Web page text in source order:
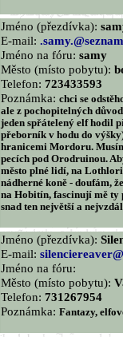
Jméno (přezdívka):
E-mail:
Jméno na fóru: samy
Město (místo pobytu):
Telefon: 723433593
Poznámka: chci se
ale z pochopitelných
jeden spřátelený elf hodil
přeborník v hodu do
hranicemi Mordoru.
pecích pod Orodruinou.
město plné lidí, na
nádherné koně - doufám,
na Hobitín, fascinují mě ty
snad ten největší a
Jméno (přezdívka):
E-mail:
Jméno na fóru:
Město (místo pobytu):
Telefon: 731267954
Poznámka: Fantazy,